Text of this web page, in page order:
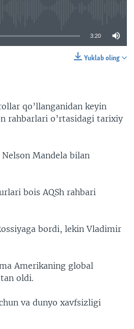
3:20
Yuklab oling
qo’llanganidan keyin
rahbarlari o’rtasidagi tarixiy
Mandela bilan
bois AQSh rahbari
bordi, lekin Vladimir
Amerikaning global
oldi.
va dunyo xavfsizligi